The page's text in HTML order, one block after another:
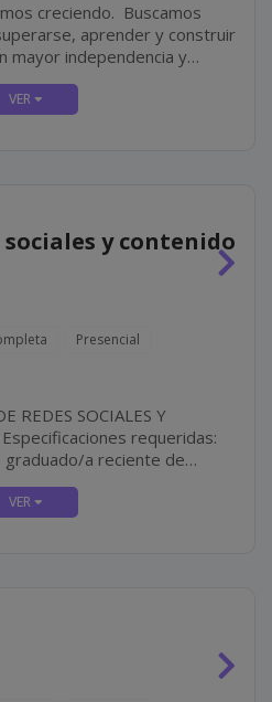
Buscamos
aprender y construir
mayor independencia y
y contenido
Presencial
REDES SOCIALES Y
graduado/a reciente de
Diseño, Marketing o